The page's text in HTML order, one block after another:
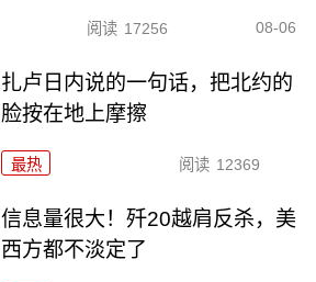
阅读 17256 08-06
扎卢日内说的一句话，把北约的
脸按在地上摩擦
最热 阅读 12369
信息量很大！歼20越肩反杀，美
西方都不淡定了